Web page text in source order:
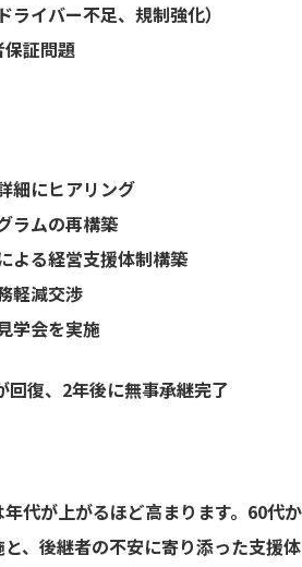
イバー不足、規制強化）
証問題
細にヒアリング
ラムの再構築
よる経営支援体制構築
軽減交渉
学会を実施
回復、2年後に無事承継完了
代が上がるほど高まります。60代か
、後継者の不安に寄り添った支援体